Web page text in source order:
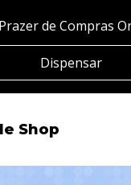
de Compras
Dispensar
Shop